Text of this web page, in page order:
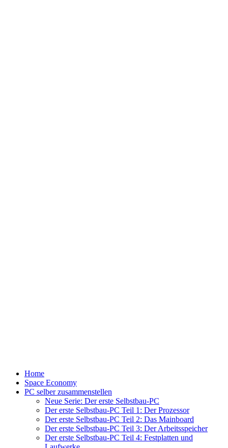
Home
Space Economy
PC selber zusammenstellen
Neue Serie: Der erste Selbstbau-PC
Der erste Selbstbau-PC Teil 1: Der Prozessor
Der erste Selbstbau-PC Teil 2: Das Mainboard
Der erste Selbstbau-PC Teil 3: Der Arbeitsspeicher
Der erste Selbstbau-PC Teil 4: Festplatten und